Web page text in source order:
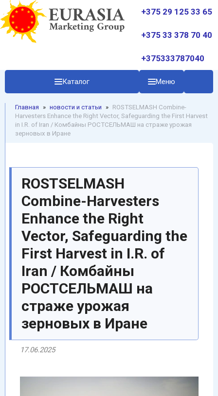
+375 29 125 33 65
+375 33 378 70 40
+375333787040
Каталог Меню
Главная » новости и статьи » ROSTSELMASH Combine-
Harvesters Enhance the Right Vector, Safeguarding the First Harvest
in I.R. of Iran / Комбайны РОСТСЕЛЬМАШ на страже урожая
зерновых в Иране
ROSTSELMASH
Combine-Harvesters
Enhance the Right
Vector, Safeguarding the
First Harvest in I.R. of
Iran / Комбайны
РОСТСЕЛЬМАШ на
страже урожая
зерновых в Иране
17.06.2025